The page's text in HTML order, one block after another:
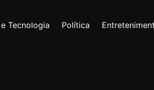
Tecnologia Política